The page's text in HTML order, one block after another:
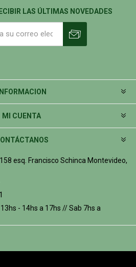
LAS ÚLTIMAS NOVEDADES
MI CUENTA
esq. Francisco Schinca Montevideo,
- 14hs a 17hs // Sab 7hs a